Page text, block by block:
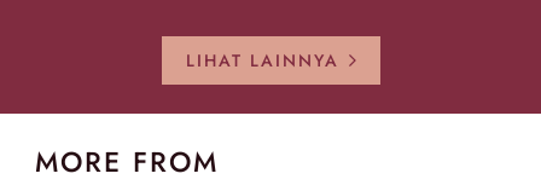
LIHAT LAINNYA
MORE FROM